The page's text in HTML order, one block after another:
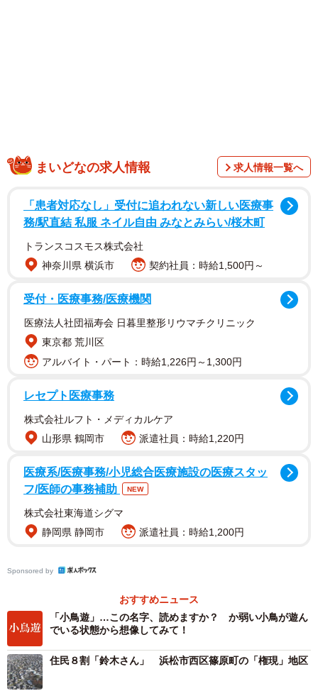
男として生まれた。
やがて鴨氏の子孫はいくつかの家に分かれ、「梨木」「泉
亭」などそれぞれ独自の名字を名乗った。そして、その中
に「鴨脚」という名字を名乗る家があった。
ところで、鴨の脚を見たことがあるだろうか。通常は水面
下にあるためなかなか見ることができないが、水鳥のため
指と指の間に水かきがついており、広げた形がイチョウの
葉に似ているといえる。
まいどなの求人情報 求人情報一覧へ
「患者対応なし」受付に追われない新しい医療事
務/駅直結 私服 ネイル自由 みなとみらい/桜木町
トランスコスモス株式会社
神奈川県 横浜市
契約社員：時給1,500円～
受付・医療事務/医療機関
医療法人社団福寿会 日暮里整形リウマチクリニック
東京都 荒川区
アルバイト・パート：時給1,226円～1,300円
レセプト医療事務
株式会社ルフト・メディカルケア
山形県 鶴岡市
派遣社員：時給1,220円
医療系/医療事務/小児総合医療施設の医療スタッ
フ/医師の事務補助
NEW
株式会社東海道シグマ
静岡県 静岡市
派遣社員：時給1,200円
Sponsored by
おすすめニュース
「小鳥遊」…この名字、読めますか？ か弱い小鳥が遊ん
でいる状態から想像してみて！
住民８割「鈴木さん」 浜松市西区篠原町の「権現」地区